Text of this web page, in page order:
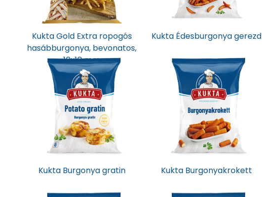
Kukta Gold Extra ropogós
hasábburgonya, bevonatos,
10x10 mm
Kukta Édesburgonya gerezd
Kukta Burgonya gratin Kukta Burgonyakrokett